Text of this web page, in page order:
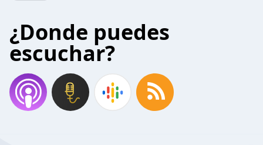
¿Donde puedes
escuchar?